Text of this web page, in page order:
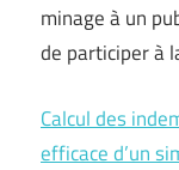
minage à un
de participer à
Calcul des
efficace d’un